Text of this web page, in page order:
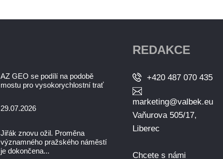
REDAKCE
AZ GEO se podílí na podobě
mostu pro vysokorychlostní trať
29.07.2026
Jiřák znovu ožil. Proměna
významného pražského náměstí
je dokončena...
+420 487 070 435
marketing@valbek.eu
Vaňurova 505/17,
Liberec
Chcete s námi